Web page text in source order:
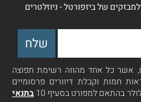
של ביזפורטל - ניוזלטרים
אשר כל אחד מהווה רשימת תפוצה
חמות וקבלת דיוורים פרסומיים
בהתאם למפורט בסעיף 10
בתנאי